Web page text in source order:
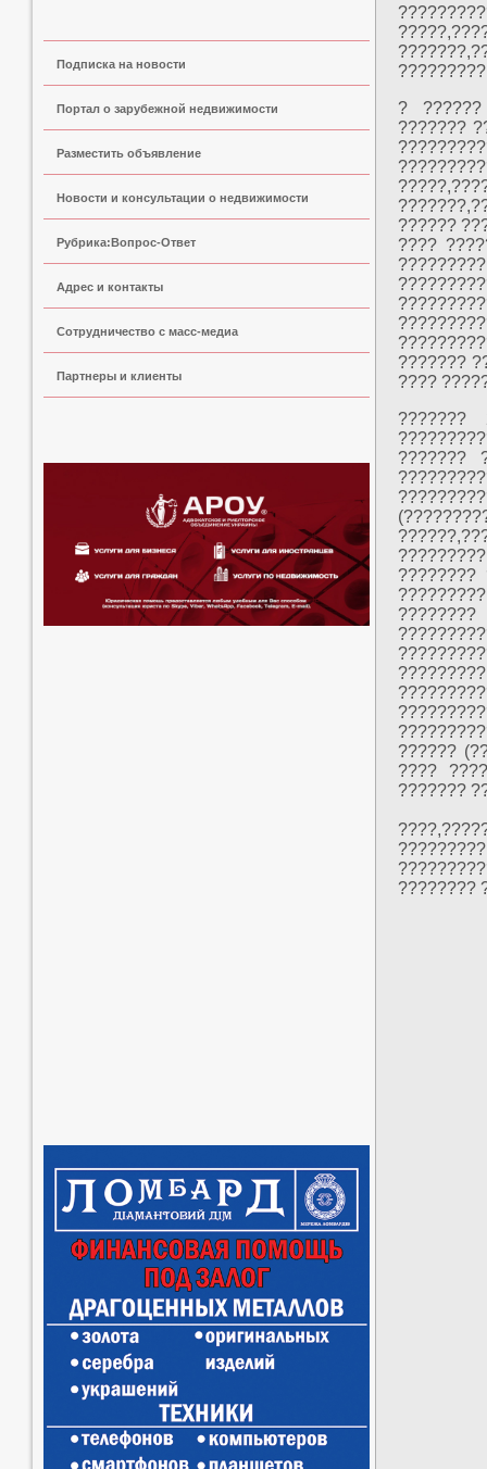
Подписка на новости
Портал о зарубежной недвижимости
Разместить объявление
Новости и консультации о недвижимости
Рубрика:Вопрос-Ответ
Адрес и контакты
Сoтрудничество с масс-медиа
Партнеры и клиенты
? ??????
???????
??????
????
???????
????
???????
???????
????????
??????
????
???????
????????